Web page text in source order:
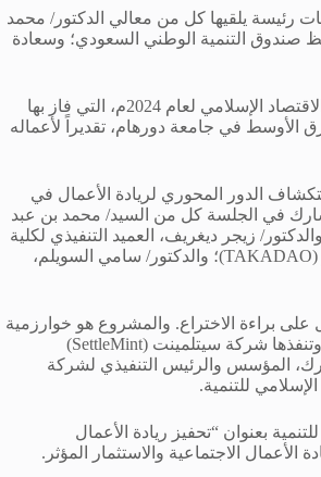
رئيسة يلقيها كل من معالي الدكتور/ محمد
صندوق التنمية الوطني السعودي؛ وسعادة
وسيشهد المنتدى مراسم حفل تسليم جائزة البنك الإسلامي للتنمية للإنجاز الفعال في الاقتصاد الإسلامي لعام 2024م، التي فاز بها
الأوسط في جامعة دورهام، تقديراً لأعماله
الدور المحوري لريادة الأعمال في
في الجلسة كل من السيد/ محمد بن عبد
زيجر ديغريف، العميد التنفيذي لكلية
الأمير محمد بن سلمان؛ والسيد/ مراد إرسان، الرئيس التنفيذي ومؤسس شركة تاكاداو (TAKADAO)؛ والدكتور/ سامي السويلم،
براءة الاختراع. والمشروع هو خوارزمية
لتعزيز الاستقرار في الأسواق المالية يعكف على تطويرها معهد البنك الإسلامي للتنمية وتنفذها شركة سيتلمينت (SettleMint)
المؤسس والرئيس التنفيذي لشركة
للتنمية.
بعنوان “تحفيز ريادة الأعمال
الاجتماعية والاستثمار المؤثر.